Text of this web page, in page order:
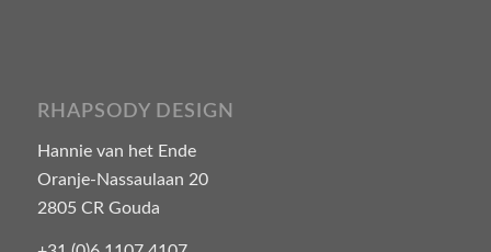
RHAPSODY DESIGN
Hannie van het Ende
Oranje-Nassaulaan 20
2805 CR Gouda